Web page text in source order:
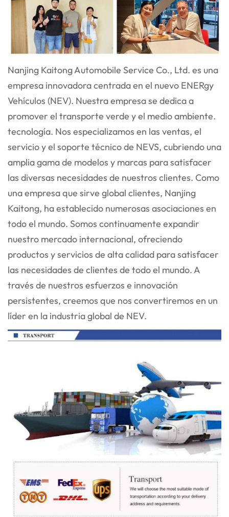
Nanjing Kaitong Automobile Service Co., Ltd. es una
empresa innovadora centrada en el nuevo ENERgy
Vehículos (NEV). Nuestra empresa se dedica a
promover el transporte verde y el medio ambiente.
tecnología. Nos especializamos en las ventas, el
servicio y el soporte técnico de NEVS, cubriendo una
amplia gamade modelos y marcas para satisfacer
las diversas necesidades de nuestros clientes. Como
una empresa que sirve global clientes, Nanjing
Kaitong, ha establecido numerosas asociaciones en
todo el mundo. Somos continuamente expandir
nuestro mercado internacional, ofreciendo
productos y servicios de alta calidad para satisfacer
las necesidades de clientes de todo el mundo. A
través de nuestros esfuerzos e innovación
persistentes, creemos que nos convertiremos en un
líder en la industria global de NEV.